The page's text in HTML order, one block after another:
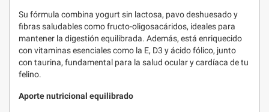
Su fórmula combina yogurt sin lactosa, pavo deshuesado y
fibras saludables como fructo-oligosacáridos, ideales para
mantener la digestión equilibrada. Además, está enriquecido
con vitaminas esenciales como la E, D3 y ácido fólico, junto
con taurina, fundamental para la salud ocular y cardíaca de tu
felino.
Aporte nutricional equilibrado